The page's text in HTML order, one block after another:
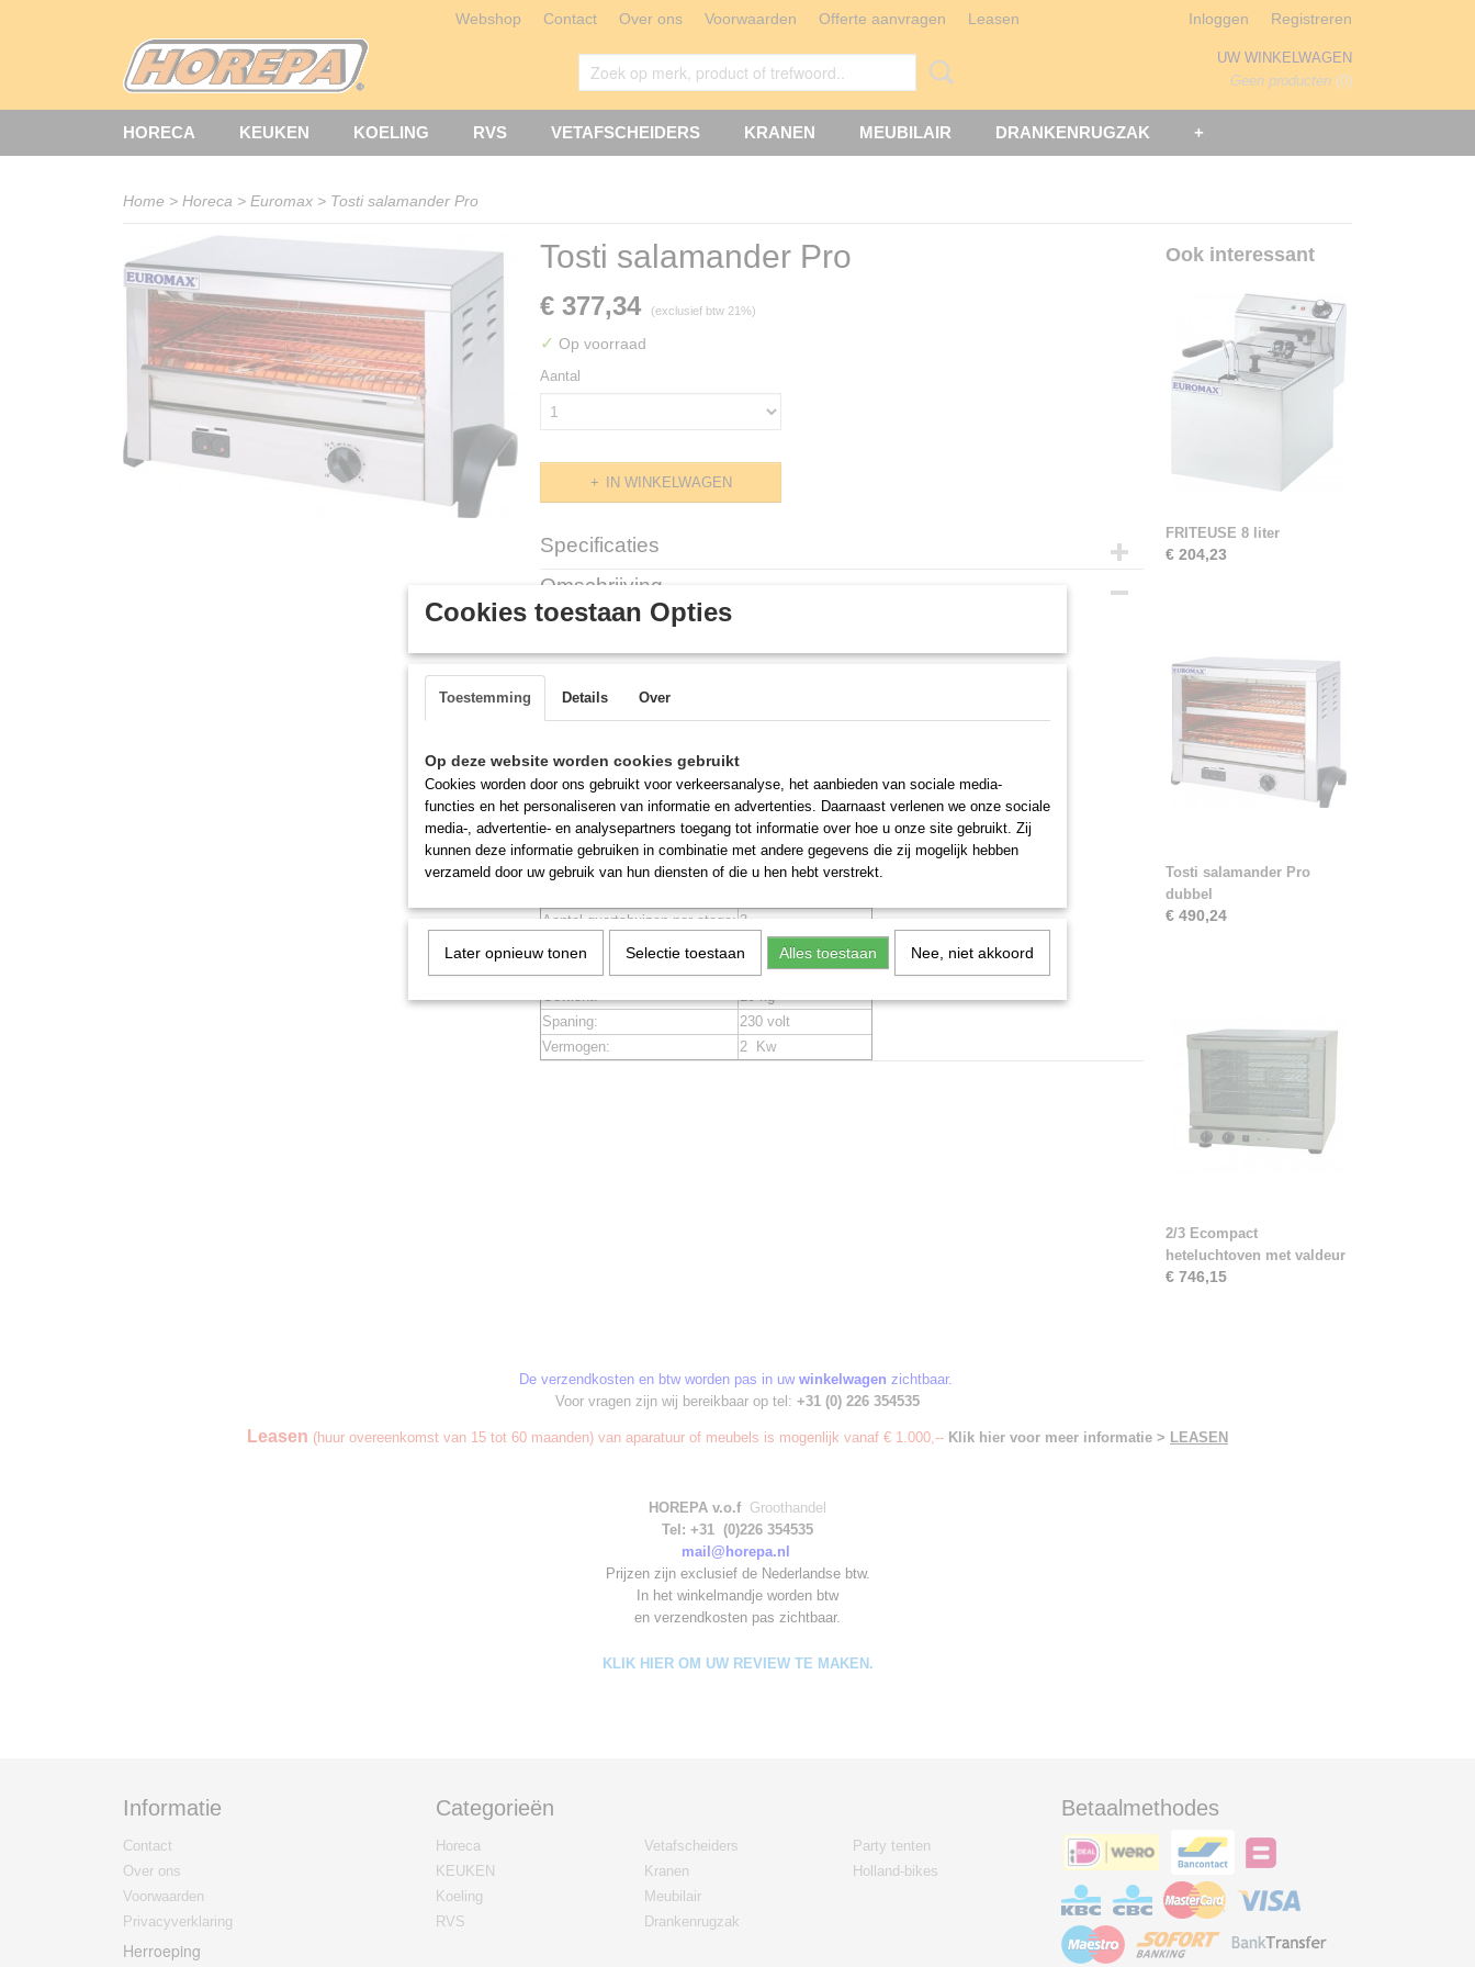
Webshop Contact Over ons Voorwaarden Offerte aanvragen Leasen Inloggen Registreren
UW WINKELWAGEN
Geen producten (0)
HORECA KEUKEN KOELING RVS VETAFSCHEIDERS KRANEN MEUBILAIR DRANKENRUGZAK +
Home > Horeca > Euromax > Tosti salamander Pro
Tosti salamander Pro
€ 377,34 (exclusief btw 21%)
✓ Op voorraad
Aantal
IN WINKELWAGEN
Specificaties
Productcode
Omschrijving
Tosti salamander Pro
Voor tosti hawai, gewone ham/kaas tosti of gratineren van soep.
Eveneens grillen van uien/kaas stokbroodje.
Salamander met één etage.
Inclusief tangen
Met verwarmingsbuizenafzonderlijkin te stellen en een timer van 15 minuten.
Artikelnummer:
W1133
Merk;
Euromax
Model:
1133 tostioven
Aantal quartsbuizen per etage: 3
Afmeting: LxHxD
525 x 305 x 305 mm
Etages:
1
Gewicht:
10 kg
Spaning:
230 volt
Vermogen:
2 Kw
Ook interessant
FRITEUSE 8 liter
€ 204,23
Tosti salamander Pro
dubbel
€ 490,24
2/3 Ecompact
heteluchtoven met valdeur
€ 746,15
De verzendkosten en btw worden pas in uw winkelwagen zichtbaar.
Voor vragen zijn wij bereikbaar op tel: +31 (0) 226 354535
Leasen (huur overeenkomst van 15 tot 60 maanden) van aparatuur of meubels is mogenlijk vanaf € 1.000,-- Klik hier voor meer informatie > LEASEN
HOREPA v.o.f Groothandel
Tel: +31 (0)226 354535
mail@horepa.nl
Prijzen zijn exclusief de Nederlandse btw.
In het winkelmandje worden btw
en verzendkosten pas zichtbaar.
KLIK HIER OM UW REVIEW TE MAKEN.
Informatie
Contact
Over ons
Voorwaarden
Privacyverklaring
Herroeping
Categorieën
Horeca
KEUKEN
Koeling
RVS
Vetafscheiders
Kranen
Meubilair
Drankenrugzak
Party tenten
Holland-bikes
Betaalmethodes
Cookies toestaan Opties
Toestemming Details Over
Op deze website worden cookies gebruikt
Cookies worden door ons gebruikt voor verkeersanalyse, het aanbieden van sociale media-
functies en het personaliseren van informatie en advertenties. Daarnaast verlenen we onze sociale
media-, advertentie- en analysepartners toegang tot informatie over hoe u onze site gebruikt. Zij
kunnen deze informatie gebruiken in combinatie met andere gegevens die zij mogelijk hebben
verzameld door uw gebruik van hun diensten of die u hen hebt verstrekt.
Later opnieuw tonen Selectie toestaan Alles toestaan Nee, niet akkoord